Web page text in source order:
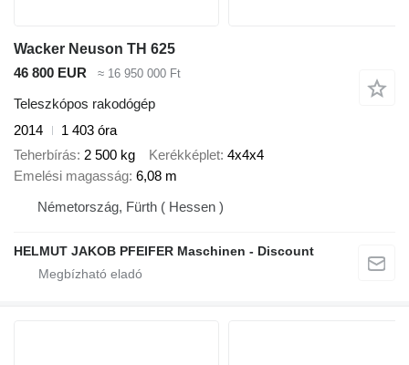
Wacker Neuson TH 625
46 800 EUR
≈ 16 950 000 Ft
Teleszkópos rakodógép
2014
1 403 óra
Teherbírás 2 500 kg Kerékképlet 4x4x4
Emelési magasság 6,08 m
Németország, Fürth ( Hessen )
HELMUT JAKOB PFEIFER Maschinen - Discount